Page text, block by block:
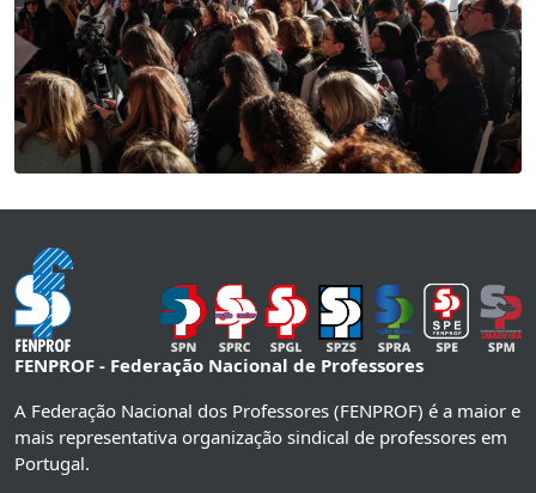
FENPROF - Federação Nacional de Professores
A Federação Nacional dos Professores (FENPROF) é a maior e
mais representativa organização sindical de professores em
Portugal.